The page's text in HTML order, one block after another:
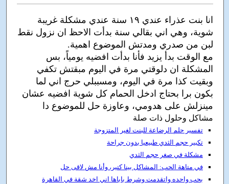
انا بنت عذراء عندي ١٩ سنة عندي مشكلة غريبة
شوية، وهي اني بقالي سنة بدأت الاحظ ان نزول نقط
لبن من صدري ومدتش الموضوع اهمية.
مع الوقت بدأ يزيد فأنا بدأت افضيه يومياً، بس
المشكلة ان دلوقتي مرة في اليوم مبقتش تكفي
وبقيت كذا مرة في اليوم، ومسببلي حرج اني لما
بكون برا بحتاج ادخل الحمام كل شوية افضيه عشان
مينزلش على هدومي، وعاوزة حل للموضوع دا
مشاكل وحلول ذات صلة
تفسير حلم الرضاعة للبنت لغير المتزوجة
تكبير حجم الثدي طبيعيا بدون جراحة
مشكلة في صغر حجم الثدي
في متاهة الحب: المشاكل بينا كتير، وأنا مش لاقى حل
بحب واحده واتقدمت وشرط باباها اني اخد شقة في القاهرة